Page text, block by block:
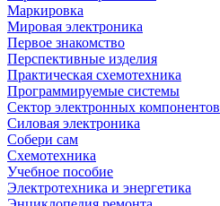
Маркировка
Мировая электроника
Первое знакомство
Перспективные изделия
Практическая схемотехника
Программируемые системы
Сектор электронных компонентов
Силовая электроника
Собери сам
Схемотехника
Учебное пособие
Электротехника и энергетика